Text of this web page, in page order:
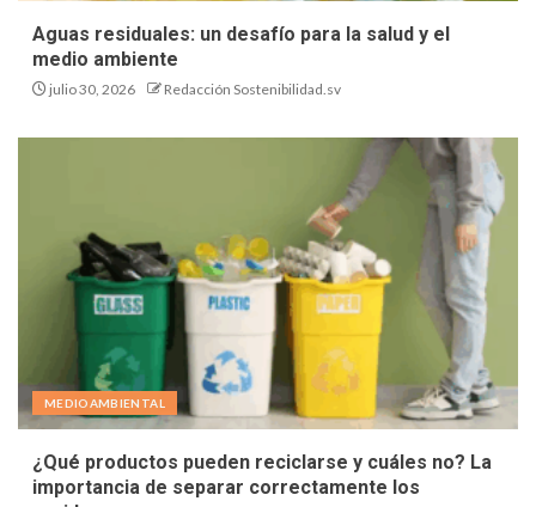
Aguas residuales: un desafío para la salud y el
medio ambiente
julio 30, 2026 Redacción Sostenibilidad.sv
MEDIOAMBIENTAL
¿Qué productos pueden reciclarse y cuáles no? La
importancia de separar correctamente los